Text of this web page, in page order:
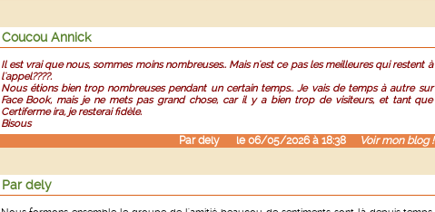
Coucou Annick
Il est vrai que nous, sommes moins nombreuses.. Mais n'est ce pas les meilleures qui restent à
l'appel????.
Nous étions bien trop nombreuses pendant un certain temps.. Je vais de temps à autre sur
Face Book, mais je ne mets pas grand chose, car il y a bien trop de visiteurs, et tant que
Certiferme ira, je resterai fidèle.
Bisous
Pardelyle 06/05/2026 à 18:38 Voir mon blog !
Par dely